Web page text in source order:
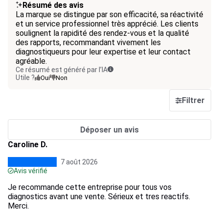
Résumé des avis
La marque se distingue par son efficacité, sa réactivité
et un service professionnel très apprécié. Les clients
soulignent la rapidité des rendez-vous et la qualité
des rapports, recommandant vivement les
diagnostiqueurs pour leur expertise et leur contact
agréable.
Ce résumé est généré par l’IA
Utile ?
Oui Non
Filtrer
Déposer un avis
Caroline D.
7 août 2026
Avis vérifié
Je recommande cette entreprise pour tous vos
diagnostics avant une vente. Sérieux et tres reactifs.
Merci.